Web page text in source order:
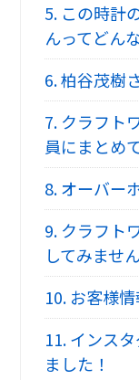
5.この時計
んってどん
6.柏谷茂樹
7.クラフト
員にまとめ
8.オーバー
9.クラフト
してみませ
10.お客様情
11.インスタ
ました！